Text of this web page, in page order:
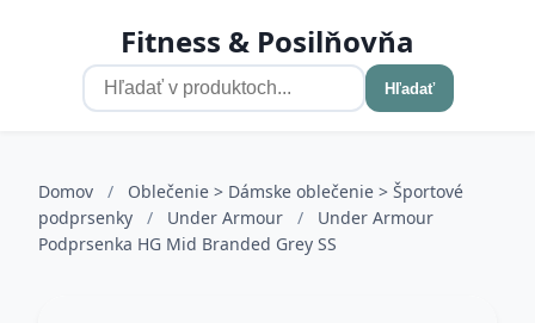
Fitness & Posilňovňa
Hľadať
Domov /
Oblečenie > Dámske oblečenie > Športové
podprsenky
/ Under Armour /
Under Armour
Podprsenka HG Mid Branded Grey SS